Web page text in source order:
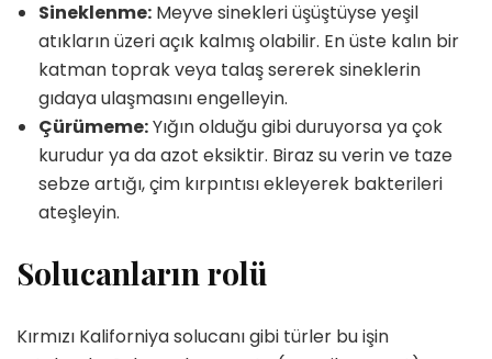
Sineklenme: Meyve sinekleri üşüştüyse yeşil
atıkların üzeri açık kalmış olabilir. En üste kalın bir
katman toprak veya talaş sererek sineklerin
gıdaya ulaşmasını engelleyin.
Çürümeme:Yığın olduğu gibi duruyorsa ya çok
kurudur ya da azot eksiktir. Biraz su verin ve taze
sebze artığı, çim kırpıntısı ekleyerek bakterileri
ateşleyin.
Solucanların rolü
Kırmızı Kaliforniya solucanı gibi türler bu işin